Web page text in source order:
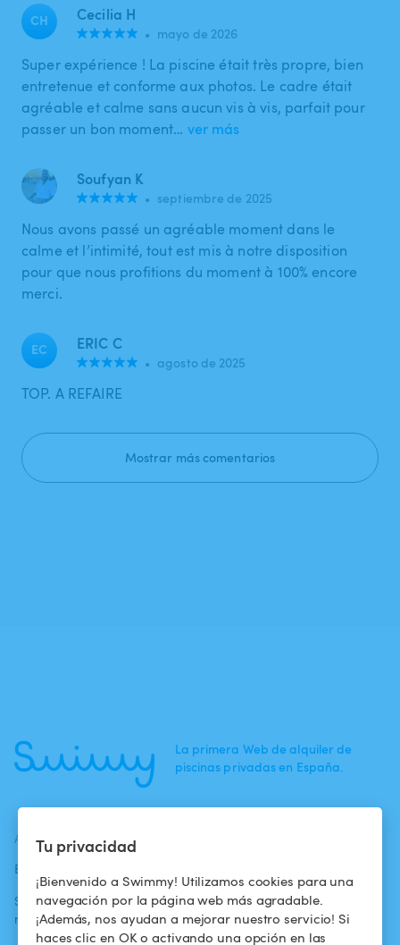
Tu privacidad
¡Bienvenido a Swimmy! Utilizamos cookies para una
navegación por la página web más agradable.
¡Además, nos ayudan a mejorar nuestro servicio! Si
haces clic en OK o activando una opción en las
CH Cecilia H
• mayo de 2026
Super expérience ! La piscine était très propre, bien
entretenue et conforme aux photos. Le cadre était
agréable et calme sans aucun vis à vis, parfait pour
passer un bon moment… ver más
Soufyan K
• septiembre de 2025
Nous avons passé un agréable moment dans le
calme et l’intimité, tout est mis à notre disposition
pour que nous profitions du moment à 100% encore
merci.
EC ERIC C
• agosto de 2025
TOP. A REFAIRE
Mostrar más comentarios
La primera Web de alquiler de
piscinas privadas en España.
ACTUALIDADES
Blog
Swimmy en los
medios
Para los
propietarios
Condiciones de
uso